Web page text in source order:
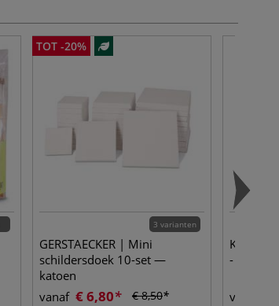
TOT -20%
3 varianten
GERSTAECKER | Mini
schildersdoek 10-set —
katoen
vanaf € 6,80 € 8,50
KUNST
- 120 gr/
vanaf